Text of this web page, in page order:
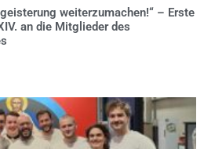
weiterzumachen!“ – Erste
an die Mitglieder des